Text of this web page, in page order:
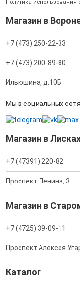
Политика использования
Магазин в
+7 (473) 250-22-33
+7 (473) 200-89-80
Ильюшина, д.10Б
Мы в социальных
Магазин в Лисках
+7 (47391) 220-82
Проспект Ленина, 3
Магазин в
+7 (4725) 39-09-11
Проспект Алексея
Каталог